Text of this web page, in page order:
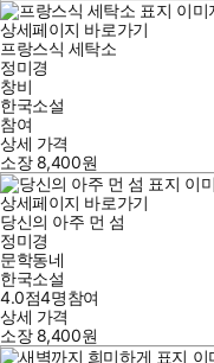
상세페이지 바로가기
프랑스식 세탁소
정미경
창비
한국소설
참여
상세 가격
소장 8,400원
상세페이지 바로가기
당신의 아주 먼 섬
정미경
문학동네
한국소설
4.0점4명참여
상세 가격
소장 8,400원